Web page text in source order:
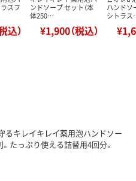
スフ
込）
ンドソープ セット（本
体250…
¥1,900（税込）
ハンドソ
シトラ
るキレイキレイ薬用泡ハンドソー
たっぷり使える詰替用4回分。